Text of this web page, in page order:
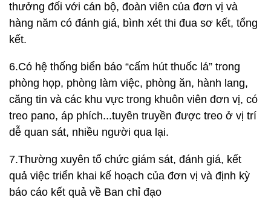
thưởng đối với cán bộ, đoàn viên của đơn vị và
hàng năm có đánh giá, bình xét thi đua sơ kết, tổng
kết.
6.Có hệ thống biển báo “cấm hút thuốc lá” trong
phòng họp, phòng làm việc, phòng ăn, hành lang,
căng tin và các khu vực trong khuôn viên đơn vị, có
treo pano, áp phích...tuyên truyền được treo ở vị trí
dễ quan sát, nhiều người qua lại.
7.Thường xuyên tổ chức giám sát, đánh giá, kết
quả việc triển khai kế hoạch của đơn vị và định kỳ
báo cáo kết quả về Ban chỉ đạo